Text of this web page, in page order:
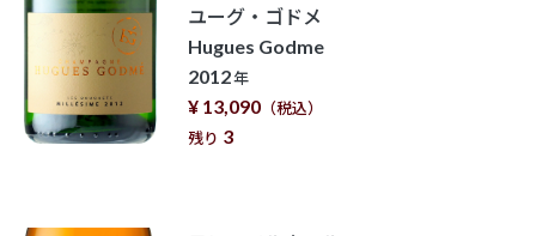
ユーグ・ゴドメ
Hugues Godme
2012年
¥ 13,090 （税込）
残り 3